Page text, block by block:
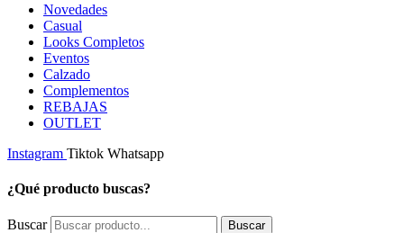
Novedades
Casual
Looks Completos
Eventos
Calzado
Complementos
REBAJAS
OUTLET
Instagram Tiktok Whatsapp
¿Qué producto buscas?
Buscar Buscar